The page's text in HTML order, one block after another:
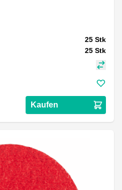
25 Stk
25 Stk
Kaufen